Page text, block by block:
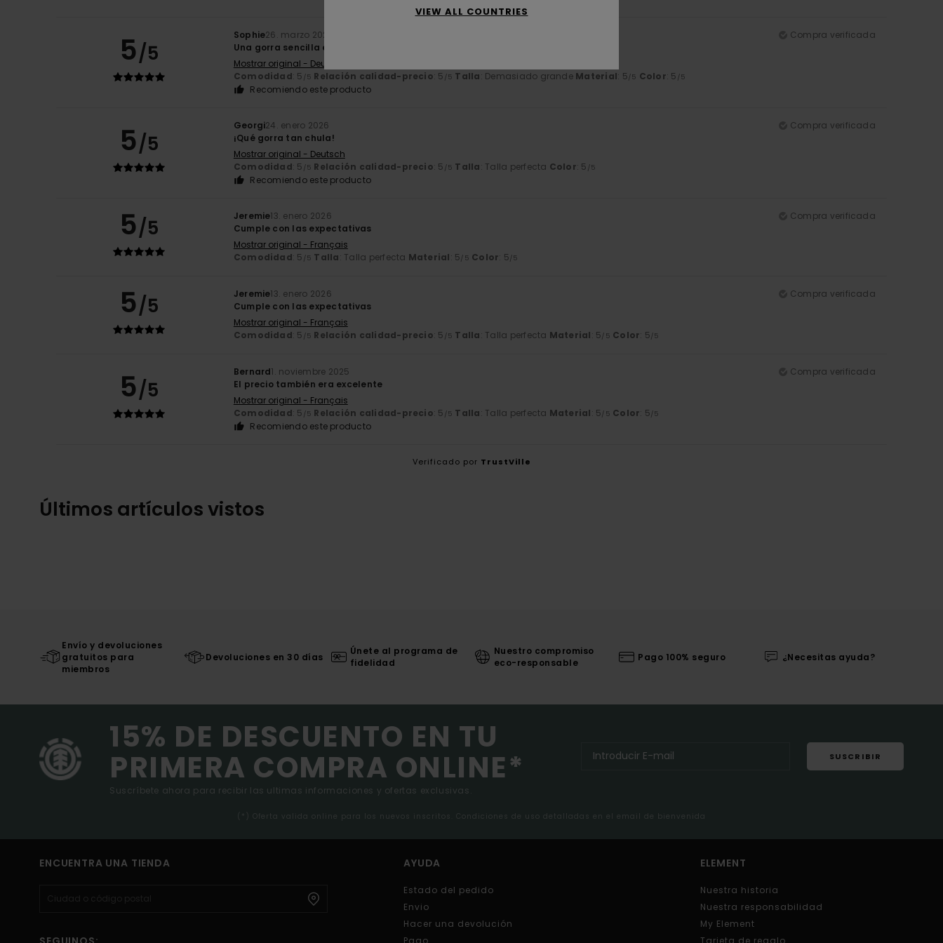
5/5
Sophie26. marzo 2026
Compra verificada
Una gorra sencilla en un color muy bonito. Perfecta para la primavera.
Mostrar original - Deutsch
Comodidad: 5 /5 Relación calidad-precio: 5 /5 Talla: Demasiado grande Material: 5/5 Color: 5 /5
Recomiendo este producto
5/5
Georgi24. enero 2026
Compra verificada
¡Qué gorra tan chula!
Mostrar original - Deutsch
Comodidad: 5 /5 Relación calidad-precio: 5 /5 Talla: Talla perfecta Color: 5 /5
Recomiendo este producto
5/5 Jeremie13. enero 2026
Compra verificada
Cumple con las expectativas
Mostrar original - Français
Comodidad: 5 /5 Talla: Talla perfecta Material: 5/5 Color: 5/5
5/5 Jeremie13. enero 2026
Compra verificada
Cumple con las expectativas
Mostrar original - Français
Comodidad: 5 /5 Relación calidad-precio: 5 /5 Talla: Talla perfecta Material: 5/5 Color: 5/5
5/5
Bernard1. noviembre 2025
Compra verificada
El precio también era excelente
Mostrar original - Français
Comodidad: 5 /5 Relación calidad-precio: 5 /5 Talla: Talla perfecta Material: 5/5 Color: 5/5
Recomiendo este producto
Verificado por TrustVille
Últimos artículos vistos
Envío y devoluciones
gratuitos para
miembros
Devoluciones en 30 días
Únete al programa de
fidelidad
Nuestro compromiso
eco-responsable
Pago 100% seguro ¿Necesitas ayuda?
15% DE DESCUENTO EN TU
PRIMERA COMPRA ONLINE*
Suscríbete ahora para recibir las ultimas informaciones y ofertas exclusivas.
SUSCRIBIR
(*) Oferta valida online para los nuevos inscritos. Condiciones de uso detalladas en el email de bienvenida
ENCUENTRA UNA TIENDA AYUDA
Estado del pedido
Envio
Hacer una devolución
Pago
ELEMENT
Nuestra historia
Nuestra responsabilidad
My Element
Tarjeta de regalo
VIEW ALL COUNTRIES